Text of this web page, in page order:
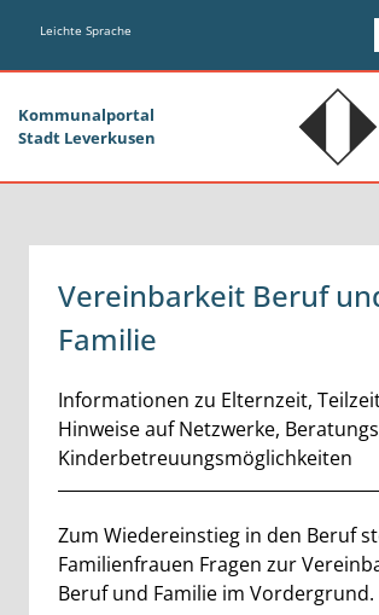
Zum Hauptinhalt springen
Leichte Sprache
Kommunalportal
Stadt Leverkusen
Vereinbarkeit Beruf
Familie
Kurzbeschreibung
Informationen zu Elternzeit,
Hinweise auf Netzwerke,
Kinderbetreuungsmöglichkeiten
Beschreibung
Zum Wiedereinstieg in den Beruf
Familienfrauen Fragen zur
Beruf und Familie im Vordergrund.